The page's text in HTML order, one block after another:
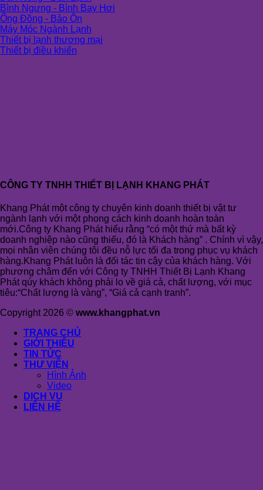
Bình Ngưng - Bình Bay Hơi
Ống Đồng - Bảo Ôn
Máy Móc Ngành Lạnh
Thiết bị lạnh thương mại
Thiết bị điều khiển
CÔNG TY TNHH THIẾT BỊ LẠNH KHANG PHÁT
Khang Phát một công ty chuyên kinh doanh thiết bị vật tư
ngành lạnh với một phong cách kinh doanh hoàn toàn
mới.Công ty Khang Phát hiểu rằng “có một thứ mà bất kỳ
doanh nghiệp nào cũng thiếu, đó là Khách hàng” . Chính vì vậy,
mọi nhân viên chúng tôi đều nỗ lực tối đa trong phục vụ khách
hàng.Khang Phát luôn là đối tác tin cậy của khách hàng. Với
phương châm đến với Công ty TNHH Thiết Bị Lạnh Khang
Phát qúy khách không phải lo về giá cả, chất lượng, với mục
tiêu:“Chất lượng là vàng”, “Giá cả cạnh tranh”.
Copyright 2026 © www.khangphat.vn
TRANG CHỦ
GIỚI THIỆU
TIN TỨC
THƯ VIỆN
Hình Ảnh
Video
DỊCH VỤ
LIÊN HỆ